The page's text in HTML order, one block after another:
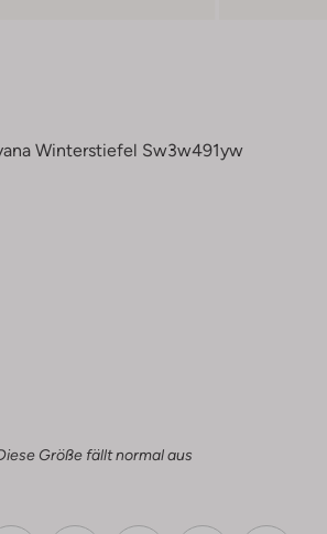
Winterstiefel Sw3w491yw
Größe fällt normal aus